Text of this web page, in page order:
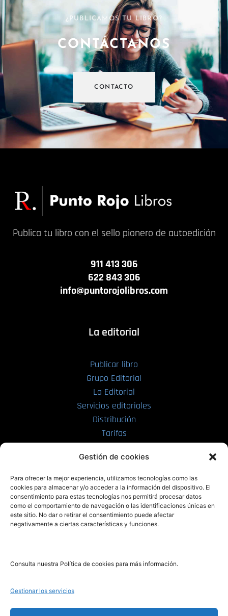
Gestión de cookies
Para ofrecer la mejor experiencia, utilizamos tecnologías como las
cookies para almacenar y/o acceder a la información del dispositivo. El
consentimiento para estas tecnologías nos permitirá procesar datos
como el comportamiento de navegación o las identificaciones únicas en
este sitio. No dar o retirar el consentimiento puede afectar
negativamente a ciertas características y funciones.
Consulta nuestra Política de cookies para más información.
Gestionar los servicios
¿PUBLICAMOS TU LIBRO?
CONTÁCTANOS
CONTACTO
Publica tu libro con el sello pionero de autoedición
911 413 306
622 843 306
info@puntorojolibros.com
La editorial
Publicar libro
Grupo Editorial
La Editorial
Servicios editoriales
Distribución
Tarifas
PRL | Films
PRL | Play
PRL | LAB
Noticias
Legal